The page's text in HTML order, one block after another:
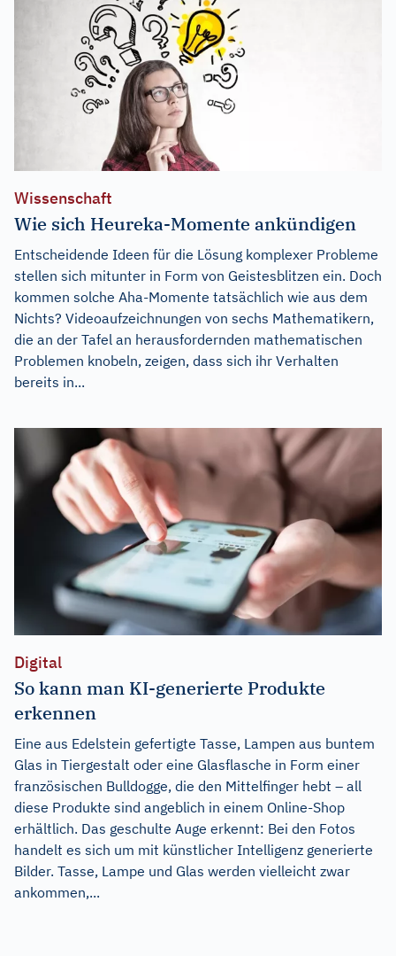
Wissenschaft
Wie sich Heureka-Momente ankündigen
Entscheidende Ideen für die Lösung komplexer Probleme
stellen sich mitunter in Form von Geistesblitzen ein. Doch
kommen solche Aha-Momente tatsächlich wie aus dem
Nichts? Videoaufzeichnungen von sechs Mathematikern,
die an der Tafel an herausfordernden mathematischen
Problemen knobeln, zeigen, dass sich ihr Verhalten
bereits in...
Digital
So kann man KI-generierte Produkte
erkennen
Eine aus Edelstein gefertigte Tasse, Lampen aus buntem
Glas in Tiergestalt oder eine Glasflasche in Form einer
französischen Bulldogge, die den Mittelfinger hebt – all
diese Produkte sind angeblich in einem Online-Shop
erhältlich. Das geschulte Auge erkennt: Bei den Fotos
handelt es sich um mit künstlicher Intelligenz generierte
Bilder. Tasse, Lampe und Glas werden vielleicht zwar
ankommen,...